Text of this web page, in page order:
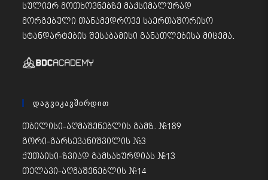
სულიერ მოთხოვნებზე მაქსიმალურად
მორგებული თანამედროვე საერთაშორისო
სტანდარტების შესაბამისი განათლებისა მიცემა.
Დაგვიკავშირდით
თბილისი-აღმაშენებლის გამზ. #189
გორი-გარსევანიშვილის #3
ქუთაისი-ზვიად გამსახურდიას #13
თელავი-აღმაშენებლის #14